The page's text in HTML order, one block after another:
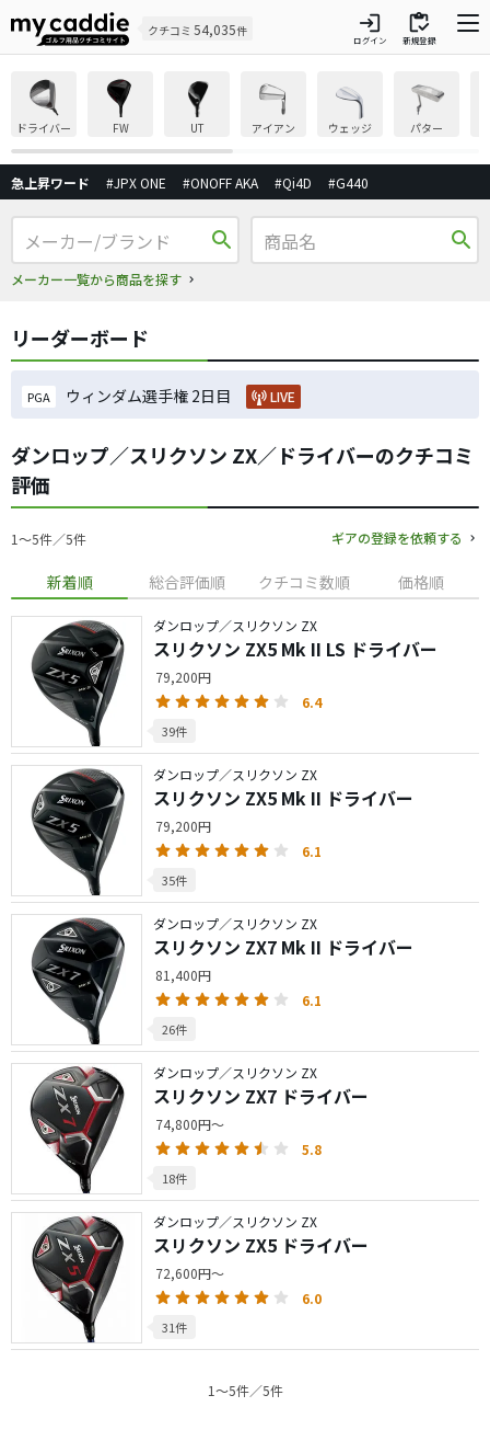
クチコミ 54,035件 login
ログイン
inventory
新規登録
ドライバー FW UT アイアン ウェッジ パター
急上昇ワード #JPX ONE #ONOFF AKA #Qi4D #G440
search
メーカー一覧から商品を探す
search
リーダーボード
PGA ウィンダム選手権 2日目 LIVE
ダンロップ／スリクソン ZX／ドライバーのクチコミ
評価
1〜5件／5件 ギアの登録を依頼する
新着順 総合評価順 クチコミ数順 価格順
ダンロップ／スリクソン ZX
スリクソン ZX5 Mk II LS ドライバー
79,200円
6.4
39件
ダンロップ／スリクソン ZX
スリクソン ZX5 Mk II ドライバー
79,200円
6.1
35件
ダンロップ／スリクソン ZX
スリクソン ZX7 Mk II ドライバー
81,400円
6.1
26件
ダンロップ／スリクソン ZX
スリクソン ZX7 ドライバー
74,800円～
5.8
18件
ダンロップ／スリクソン ZX
スリクソン ZX5 ドライバー
72,600円～
6.0
31件
1〜5件／5件